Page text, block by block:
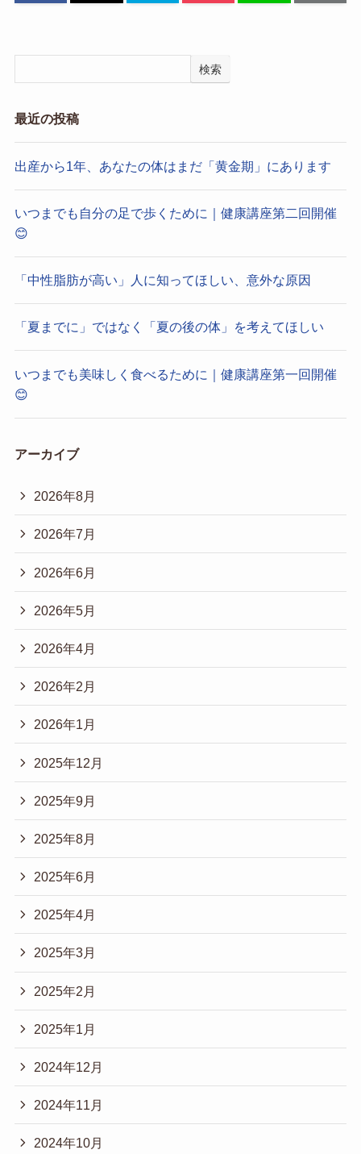
検索
最近の投稿
出産から1年、あなたの体はまだ「黄金期」にあります
いつまでも自分の足で歩くために｜健康講座第二回開催
😊
「中性脂肪が高い」人に知ってほしい、意外な原因
「夏までに」ではなく「夏の後の体」を考えてほしい
いつまでも美味しく食べるために｜健康講座第一回開催
😊
アーカイブ
2026年8月
2026年7月
2026年6月
2026年5月
2026年4月
2026年2月
2026年1月
2025年12月
2025年9月
2025年8月
2025年6月
2025年4月
2025年3月
2025年2月
2025年1月
2024年12月
2024年11月
2024年10月